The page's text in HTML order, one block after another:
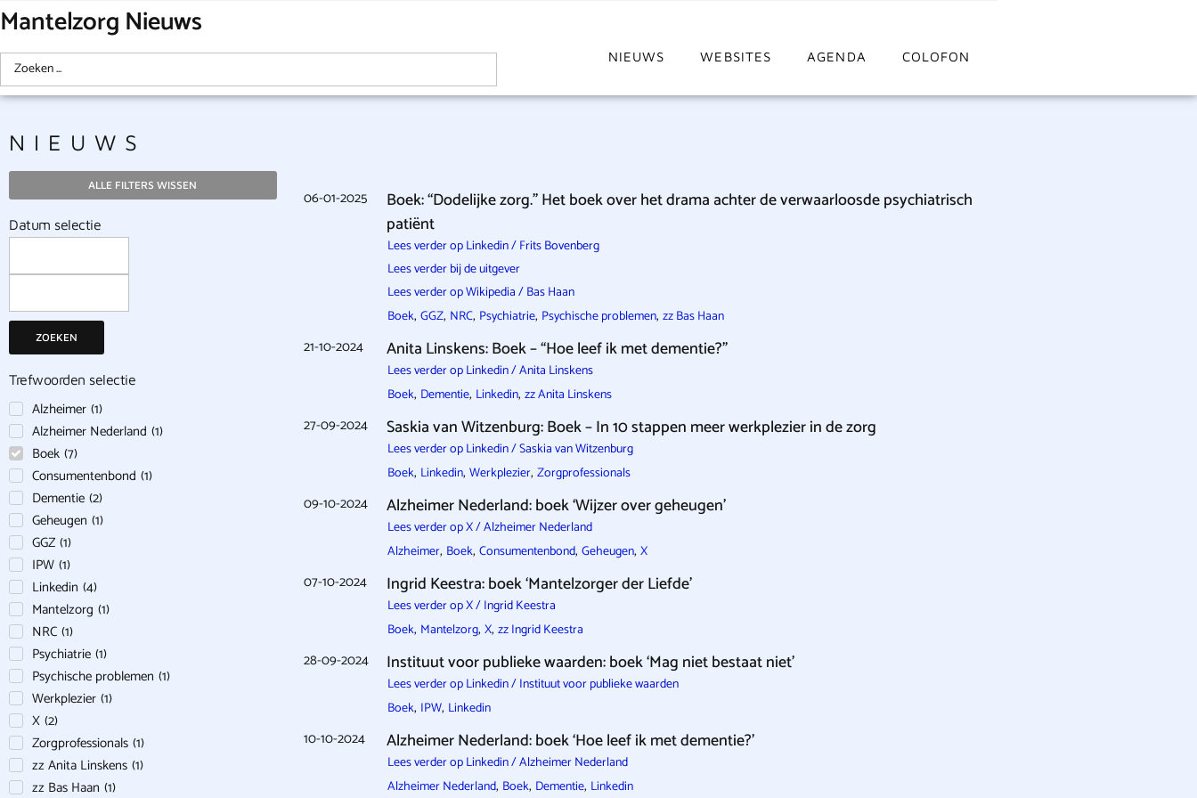
Mantelzorg Nieuws
NIEUWS WEBSITES AGENDA COLOFON
NIEUWS
ALLE FILTERS WISSEN
Datum selectie
ZOEKEN
Trefwoorden selectie
Alzheimer (1)
Alzheimer Nederland (1)
Boek (7)
Consumentenbond (1)
Dementie (2)
Geheugen (1)
GGZ (1)
IPW (1)
Linkedin (4)
Mantelzorg (1)
NRC (1)
Psychiatrie (1)
Psychische problemen (1)
Werkplezier (1)
X (2)
Zorgprofessionals (1)
zz Anita Linskens (1)
zz Bas Haan (1)
06-01-2025
Boek: “Dodelijke zorg.” Het boek over het drama achter de verwaarloosde psychiatrisch
patiënt
Lees verder op Linkedin / Frits Bovenberg
Lees verder bij de uitgever
Lees verder op Wikipedia / Bas Haan
Boek, GGZ, NRC, Psychiatrie, Psychische problemen, zz Bas Haan
21-10-2024 Anita Linskens: Boek – “Hoe leef ik met dementie?”
Lees verder op Linkedin / Anita Linskens
Boek, Dementie, Linkedin, zz Anita Linskens
27-09-2024 Saskia van Witzenburg: Boek – In 10 stappen meer werkplezier in de zorg
Lees verder op Linkedin / Saskia van Witzenburg
Boek, Linkedin, Werkplezier, Zorgprofessionals
09-10-2024 Alzheimer Nederland: boek ‘Wijzer over geheugen’
Lees verder op X / Alzheimer Nederland
Alzheimer, Boek, Consumentenbond, Geheugen, X
07-10-2024 Ingrid Keestra: boek ‘Mantelzorger der Liefde’
Lees verder op X / Ingrid Keestra
Boek, Mantelzorg, X, zz Ingrid Keestra
28-09-2024 Instituut voor publieke waarden: boek ‘Mag niet bestaat niet’
Lees verder op Linkedin / Instituut voor publieke waarden
Boek, IPW, Linkedin
10-10-2024 Alzheimer Nederland: boek ‘Hoe leef ik met dementie?’
Lees verder op Linkedin / Alzheimer Nederland
Alzheimer Nederland, Boek, Dementie, Linkedin